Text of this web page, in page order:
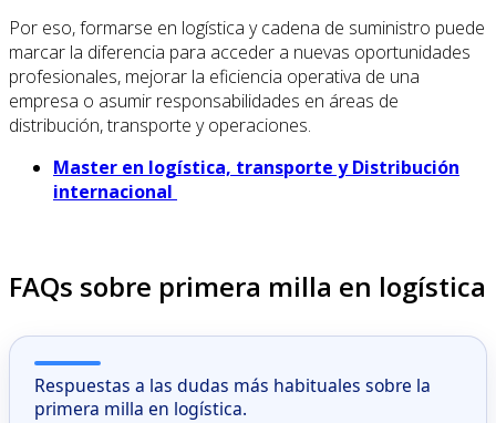
Por eso, formarse en logística y cadena de suministro puede
marcar la diferencia para acceder a nuevas oportunidades
profesionales, mejorar la eficiencia operativa de una
empresa o asumir responsabilidades en áreas de
distribución, transporte y operaciones.
Master en logística, transporte y Distribución
internacional
FAQs sobre primera milla en logística
Respuestas a las dudas más habituales sobre la
primera milla en logística.